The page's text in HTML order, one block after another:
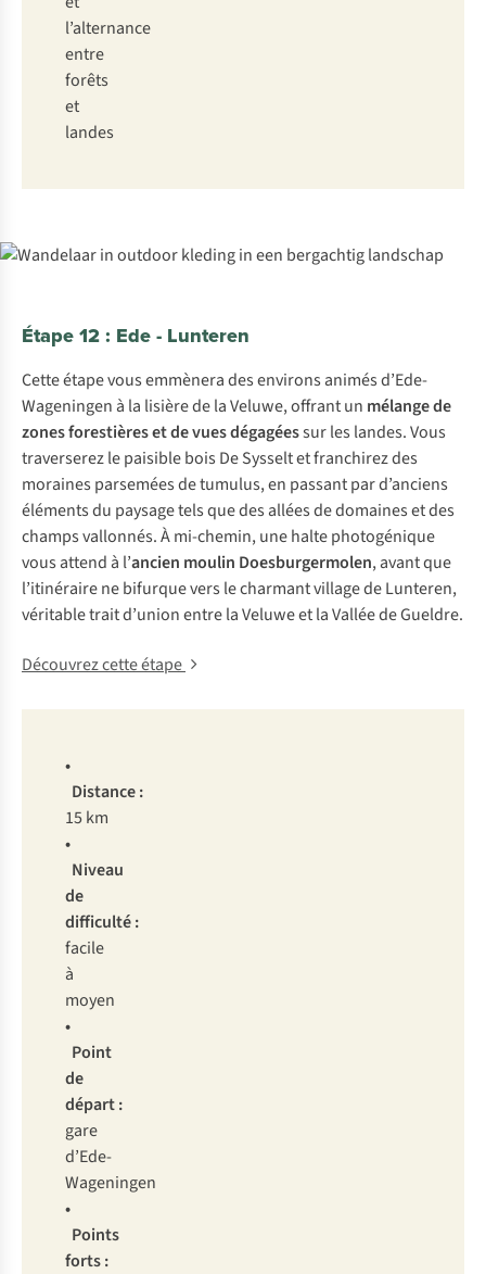
l’alternance
entre
forêts
et
landes
Étape 12 : Ede - Lunteren
Cette étape vous emmènera des environs animés d’Ede-
Wageningen à la lisière de la Veluwe, offrant un mélange de
zones forestières et de vues dégagéessur les landes. Vous
traverserez le paisible bois De Sysselt et franchirez des
moraines parsemées de tumulus, en passant par d’anciens
éléments du paysage tels que des allées de domaines et des
champs vallonnés. À mi-chemin, une halte photogénique
vous attend à l’ancien moulin Doesburgermolen, avant que
l’itinéraire ne bifurque vers le charmant village de Lunteren,
véritable trait d’union entre la Veluwe et la Vallée de Gueldre.
Découvrez cette étape
•
Distance :
15 km
•
Niveau
de
difficulté :
facile
à
moyen
•
Point
de
départ :
gare
d’Ede-
Wageningen
•
Points
forts :